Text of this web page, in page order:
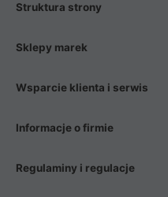
Struktura strony
Sklepy marek
Wsparcie klienta i serwis
Informacje o firmie
Regulaminy i regulacje